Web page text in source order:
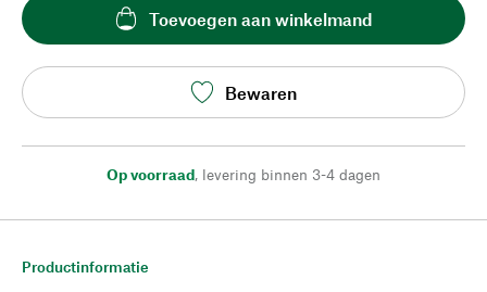
Toevoegen aan winkelmand
Bewaren
Op voorraad, levering binnen 3-4 dagen
Productinformatie